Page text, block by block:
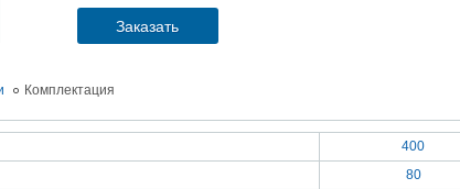
НБУ 700-02 на склад в Спб. Купите сегодня по цене производителя!
НБУ 700-02 предназначен для перекачивания пищевых растительных
емкостей и соответствует государственным санитарно-эпидемеологическим
наличии на складе!!! Цены фиксированы!
Пневмонагнетатель ТОПОЛЬ 300 ТРАНСМИКС и Растворосмеситель
Заказать
Комплектация
400
80